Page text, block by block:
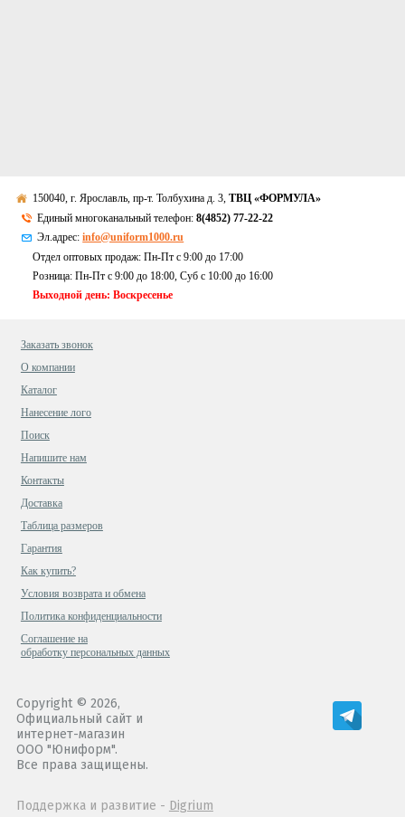
150040, г. Ярославль, пр-т. Толбухина д. 3,ТВЦ «ФОРМУЛА»
Единый многоканальный телефон:8(4852) 77-22-22
Эл.адрес:info@uniform1000.ru
Отдел оптовых продаж: Пн-Пт с 9:00 до 17:00
Розница: Пн-Пт с 9:00 до 18:00, Суб c 10:00 до 16:00
Выходной день: Воскресенье
Заказать звонок
О компании
Каталог
Нанесение лого
Поиск
Напишите нам
Контакты
Доставка
Таблица размеров
Гарантия
Как купить?
Условия возврата и обмена
Политика конфиденциальности
Cоглашение на
обработку персональных данных
Copyright © 2026,
Официальный сайт и
интернет-магазин
ООО "Юниформ".
Все права защищены.
Поддержка и развитие - Digrium